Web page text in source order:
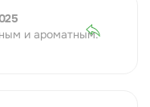
и ароматным.